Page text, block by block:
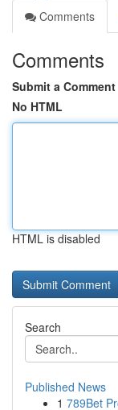
Comments
Comments
Submit a Comment
No HTML
HTML is disabled
Search
Published News
1 789Bet